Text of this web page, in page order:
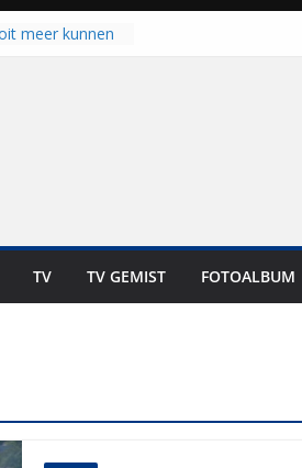
op voor
inTV TV GEMIST FOTOALBUM